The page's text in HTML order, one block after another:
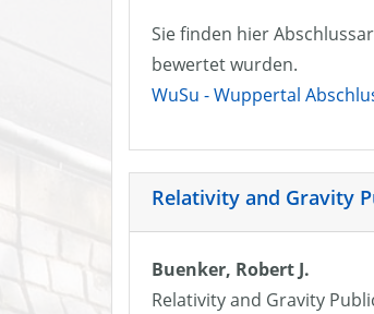
Sie finden hier
bewertet wurden.
WuSu - Wuppertal
Relativity and Gravity
Buenker, Robert J.
Relativity and Gravity